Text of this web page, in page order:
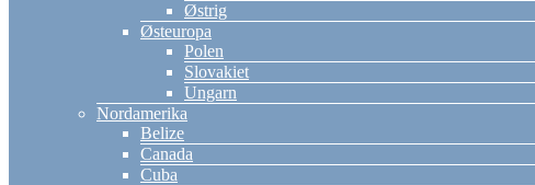
Østrig
Østeuropa
Polen
Slovakiet
Ungarn
Nordamerika
Belize
Canada
Cuba